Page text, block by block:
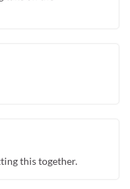
this together.